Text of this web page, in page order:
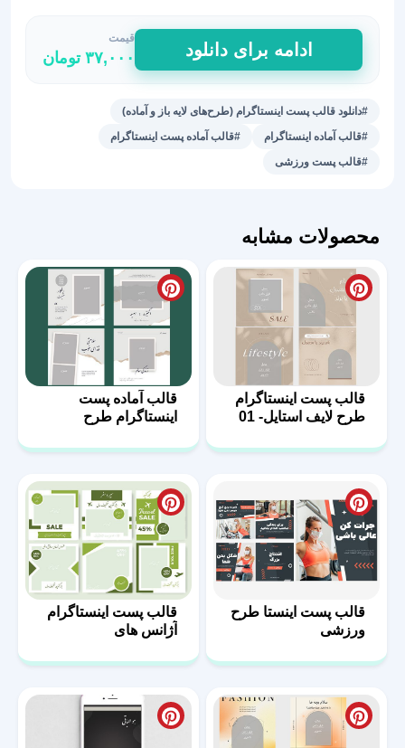
قالب
آماده
اینستا
فیتنس
ادامه برای دانلود
قیمت
۳۷,۰۰۰ تومان
#دانلود قالب پست اینستاگرام (طرح‌های لایه باز و آماده)
#قالب آماده اینستاگرام
#قالب آماده پست اینستاگرام
#قالب پست ورزشی
محصولات مشابه
قالب پست اینستاگرام
طرح لایف استایل- 01
قالب آماده پست
اینستاگرام طرح
قالب پست اینستا طرح
ورزشی
قالب پست اینستاگرام
آژانس های